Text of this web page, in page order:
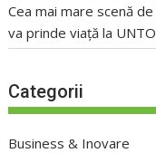
Cea mai mare scenă
va prinde viață la
Categorii
Business & Inovare